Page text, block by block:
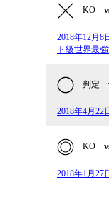
KO
2018年12月8
ト級世界最
判定
2018年4月22
KO
2018年1月27